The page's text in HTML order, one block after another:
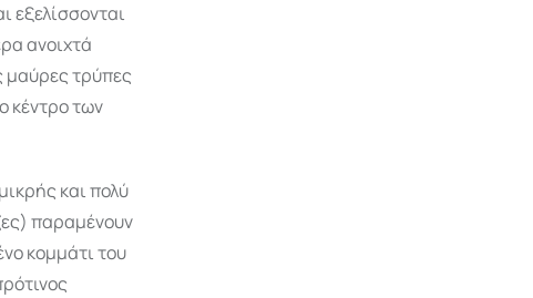
εξελίσσονται
ανοιχτά
μαύρες τρύπες
κέντρο των
και πολύ
παραμένουν
κομμάτι του